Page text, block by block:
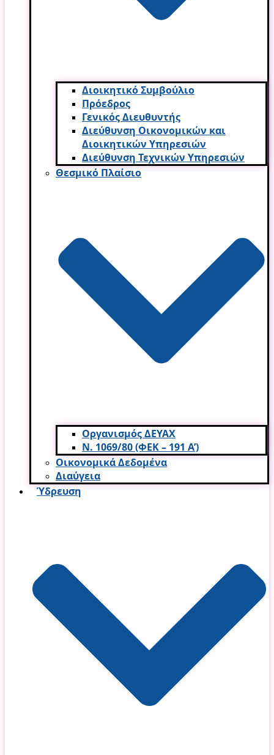
Διοικητικό Συμβούλιο
Πρόεδρος
Γενικός Διευθυντής
Διεύθυνση Οικονομικών και
Διοικητικών Υπηρεσι­ών
Διεύθυνση Τεχνικών Υπηρεσιών
Θεσμικό Πλαίσιο
Οργανισμός ΔΕΥΑΧ
Ν. 1069/80 (ΦΕΚ – 191 Α’)
Οικονομικά Δεδομένα
Διαύγεια
Ύδρευση